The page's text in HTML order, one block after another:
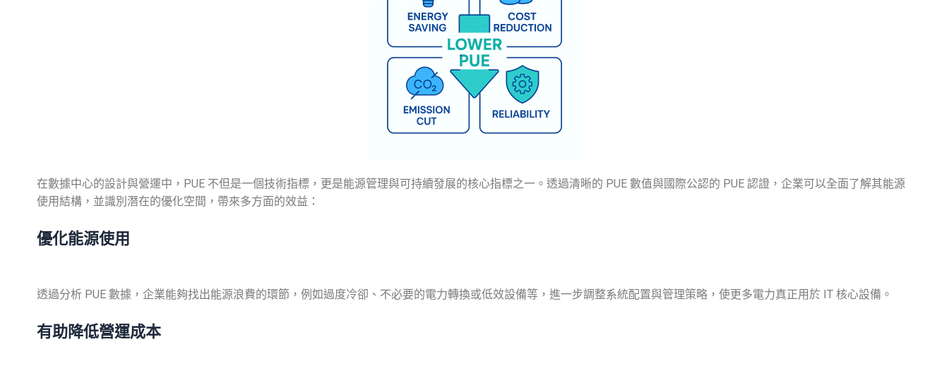
在數據中心的設計與營運中，PUE 不但是一個技術指標，更是能源管理與可持續發展的核心指標之一。透過清晰的 PUE 數值與國際公認的 PUE 認證，企業可以全面了解其能源
使用結構，並識別潛在的優化空間，帶來多方面的效益：
優化能源使用
透過分析 PUE 數據，企業能夠找出能源浪費的環節，例如過度冷卻、不必要的電力轉換或低效設備等，進一步調整系統配置與管理策略，使更多電力真正用於 IT 核心設備。
有助降低營運成本